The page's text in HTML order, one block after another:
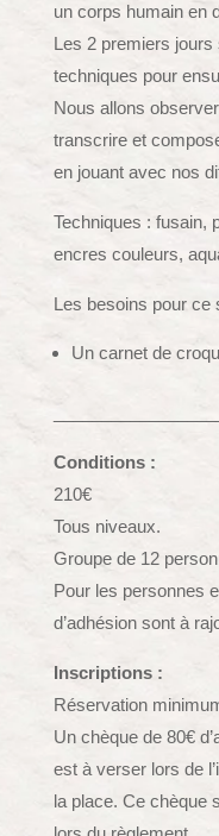
un corps humain en
Les 2 premiers
techniques pour
Nous allons
transcrire et
en jouant avec nos
Techniques : fusain,
encres couleurs,
Les besoins pour ce
Un carnet de
Conditions :
210€
Tous niveaux.
Groupe de 12
Pour les personnes
d’adhésion sont à
Inscriptions :
Réservation
Un chèque de 80€
est à verser lors de
la place. Ce chèque